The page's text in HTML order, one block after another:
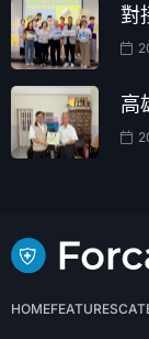
對
高
HOMEFEATURES